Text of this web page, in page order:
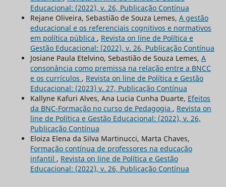
Educacional: (2022), v. 26, Publicação Contínua
Rejane Oliveira, Sebastião de Souza Lemes, A gestão
educacional e os referenciais cognitivos e normativos
em política pública , Revista on line de Política e
Gestão Educacional: (2022), v. 26, Publicação Contínua
Josiane Paula Etelvino, Sebastião de Souza Lemes, A
consonância como premissa na relação entre a BNCC
e os currículos , Revista on line de Política e Gestão
Educacional: (2023) v. 27, Publicação Contínua
Kallyne Kafuri Alves, Ana Lucia Cunha Duarte, Efeitos
da BNC-Formação no curso de Pedagogia , Revista on
line de Política e Gestão Educacional: (2022), v. 26,
Publicação Contínua
Eloiza Elena da Silva Martinucci, Marta Chaves,
Formação contínua de professores na educação
infantil , Revista on line de Política e Gestão
Educacional: (2022), v. 26, Publicação Contínua